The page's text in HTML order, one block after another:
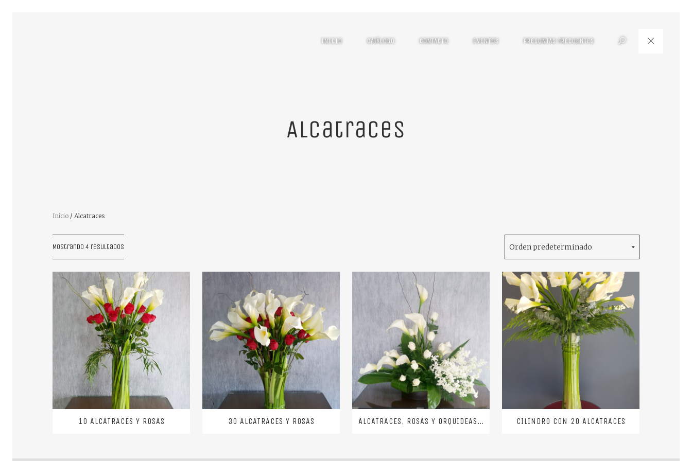
INICIO CATÁLOGO CONTACTO EVENTOS PREGUNTAS FRECUENTES Search
Alcatraces
Inicio / Alcatraces
Mostrando 4 resultados
10 ALCATRACES Y ROSAS 30 ALCATRACES Y ROSAS ALCATRACES, ROSAS Y ORQUIDEAS BLANCAS CILINDRO CON 20 ALCATRACES